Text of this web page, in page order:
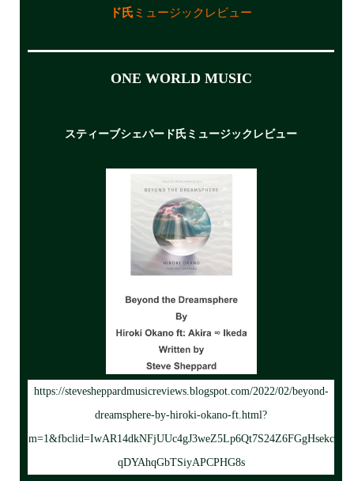
ド氏ミュージックレビュー
ONE WORLD MUSIC
スティーブシェパード氏 ミュージックレビュー
https://stevesheppardmusicreviews.blogspot.com/2022/02/beyond-
dreamsphere-by-hiroki-okano-ft.html?
m=1&fbclid=IwAR14dkNFjUUc4gJ3weZ5Lp6Qt7S24Z6FGgHsekc
qDYAhqGbTSiyAPCPHG8s